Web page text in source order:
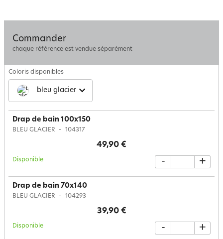
Commander
chaque référence est vendue séparément
Coloris disponibles
bleu glacier
Drap de bain 100x150
BLEU GLACIER 104317
49,90 €
Disponible - +
Drap de bain 70x140
BLEU GLACIER 104293
39,90 €
Disponible - +